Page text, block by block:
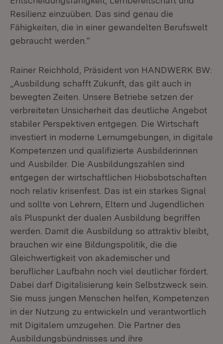
Resilienz einzuüben. Das sind genau die
Fähigkeiten, die in einer gewandelten Berufswelt
gebraucht werden.“
Rainer Reichhold, Präsident von HANDWERK BW:
„Ausbildung schafft Zukunft, das gilt auch in
bewegten Zeiten. Unsere Betriebe setzen der
verbreiteten Unsicherheit das deutliche Angebot
stabiler Perspektiven entgegen. Die Wirtschaft
investiert in moderne Lernumgebungen, in digitale
Kompetenzen und qualifizierte Ausbilderinnen
und Ausbilder. Die Ausbildungszahlen sind
entgegen der wirtschaftlichen Hiobsbotschaften
noch relativ krisenfest. Das ist ein starkes Signal
und sollte von Lehrern, Eltern und Jugendlichen
als Pluspunkt der dualen Ausbildung begriffen
werden. Damit die Ausbildung so attraktiv bleibt,
brauchen wir eine Bildungspolitik, die die
Gleichwertigkeit von akademischer und
beruflicher Laufbahn noch viel deutlicher fördert.
Dabei darf Digitalisierung kein Selbstzweck sein.
Sie muss jungen Menschen helfen, Kompetenzen
in der Nutzung zu entwickeln und verantwortlich
mit Digitalem umzugehen. Die Partner des
Ausbildungsbündnisses und ihre